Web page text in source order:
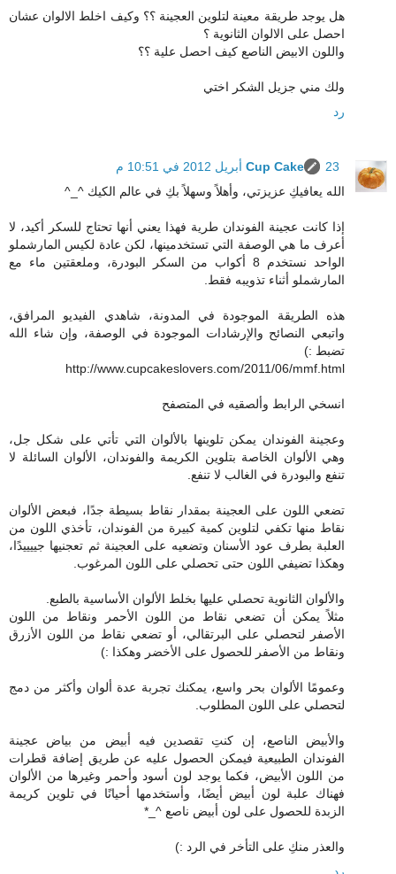
هل يوجد طريقة معينة لتلوين العجينة ؟؟ وكيف اخلط الالوان عشان
احصل على الالوان الثانوية ؟
واللون الابيض الناصع كيف احصل علية ؟؟
ولك مني جزيل الشكر اختي
رد
Cup Cake
23 أبريل 2012 في 10:51 م
الله يعافيكِ عزيزتي، وأهلاً وسهلاً بكِ في عالم الكيك ^_^
إذا كانت عجينة الفوندان طرية فهذا يعني أنها تحتاج للسكر أكيد، لا
أعرف ما هي الوصفة التي تستخدمينها، لكن عادة لكيس المارشملو
الواحد نستخدم 8 أكواب من السكر البودرة، وملعقتين ماء مع
المارشملو أثناء تذويبه فقط.
هذه الطريقة الموجودة في المدونة، شاهدي الفيديو المرافق،
واتبعي النصائح والإرشادات الموجودة في الوصفة، وإن شاء الله
تضبط :)
http://www.cupcakeslovers.com/2011/06/mmf.html
انسخي الرابط وألصقيه في المتصفح
وعجينة الفوندان يمكن تلوينها بالألوان التي تأتي على شكل جل،
وهي الألوان الخاصة بتلوين الكريمة والفوندان، الألوان السائلة لا
تنفع والبودرة في الغالب لا تنفع.
تضعي اللون على العجينة بمقدار نقاط بسيطة جدًا، فبعض الألوان
نقاط منها تكفي لتلوين كمية كبيرة من الفوندان، تأخذي اللون من
العلبة بطرف عود الأسنان وتضعيه على العجينة ثم تعجنيها جييييدًا،
وهكذا تضيفي اللون حتى تحصلي على اللون المرغوب.
والألوان الثانوية تحصلي عليها بخلط الألوان الأساسية بالطبع.
مثلاً يمكن أن تضعي نقاط من اللون الأحمر ونقاط من اللون
الأصفر لتحصلي على البرتقالي، أو تضعي نقاط من اللون الأزرق
ونقاط من الأصفر للحصول على الأخضر وهكذا :)
وعمومًا الألوان بحر واسع، يمكنك تجربة عدة ألوان وأكثر من دمج
لتحصلي على اللون المطلوب.
والأبيض الناصع، إن كنتِ تقصدين فيه أبيض من بياض عجينة
الفوندان الطبيعية فيمكن الحصول عليه عن طريق إضافة قطرات
من اللون الأبيض، فكما يوجد لون أسود وأحمر وغيرها من الألوان
فهناك علبة لون أبيض أيضًا، وأستخدمها أحيانًا في تلوين كريمة
الزبدة للحصول على لون أبيض ناصع ^_*
والعذر منكِ على التأخر في الرد :)
رد